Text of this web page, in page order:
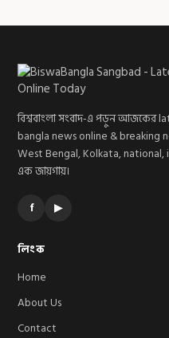
বিশ্ববাংলা সংবাদ-এ পড়ুন আজকের
bangla news online & breaking
West Bengal, Kolkata,
এক জায়গায়।
f ▶
লিংক
Home
About Us
Contact